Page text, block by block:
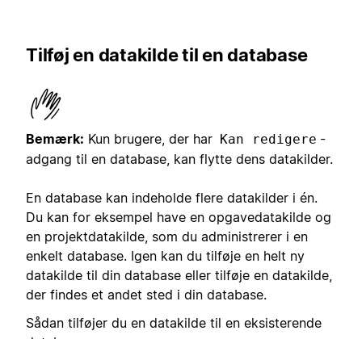
Tilføj en datakilde til en database
Bemærk: Kun brugere, der har Kan redigere -
adgang til en database, kan flytte dens datakilder.
En database kan indeholde flere datakilder i én.
Du kan for eksempel have en opgavedatakilde og
en projektdatakilde, som du administrerer i en
enkelt database. Igen kan du tilføje en helt ny
datakilde til din database eller tilføje en datakilde,
der findes et andet sted i din database.
Sådan tilføjer du en datakilde til en eksisterende